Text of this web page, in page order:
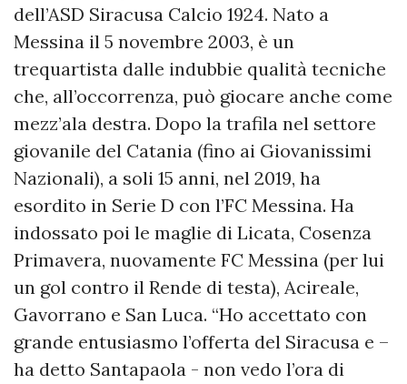
dell’ASD Siracusa Calcio 1924. Nato a
Messina il 5 novembre 2003, è un
trequartista dalle indubbie qualità tecniche
che, all’occorrenza, può giocare anche come
mezz’ala destra. Dopo la trafila nel settore
giovanile del Catania (fino ai Giovanissimi
Nazionali), a soli 15 anni, nel 2019, ha
esordito in Serie D con l’FC Messina. Ha
indossato poi le maglie di Licata, Cosenza
Primavera, nuovamente FC Messina (per lui
un gol contro il Rende di testa), Acireale,
Gavorrano e San Luca. “Ho accettato con
grande entusiasmo l’offerta del Siracusa e –
ha detto Santapaola - non vedo l’ora di